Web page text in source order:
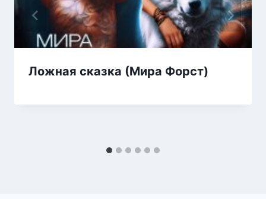
Ложная сказка (Мира Форст)